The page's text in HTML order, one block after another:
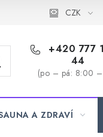
CZK
+420 777
44
(po – pá: 8:00
A ZDRAVÍ